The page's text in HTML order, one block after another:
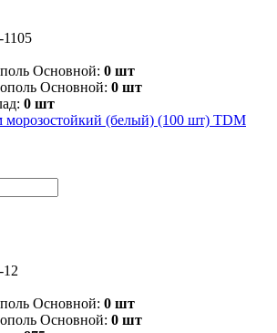
Основной: 0 шт
Основной: 0 шт
0 шт
морозостойкий (белый) (100 шт) TDM
12
Основной: 0 шт
Основной: 0 шт